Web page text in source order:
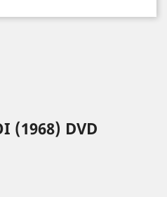
(1968) DVD